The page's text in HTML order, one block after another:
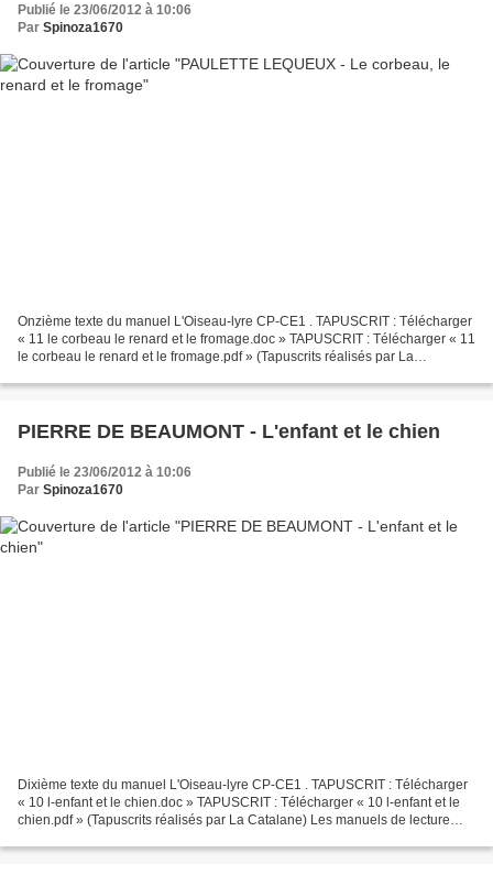
Publié le 23/06/2012 à 10:06
Par Spinoza1670
Onzième texte du manuel L'Oiseau-lyre CP-CE1 . TAPUSCRIT : Télécharger
« 11 le corbeau le renard et le fromage.doc » TAPUSCRIT : Télécharger « 11
le corbeau le renard et le fromage.pdf » (Tapuscrits réalisés par La
PIERRE DE BEAUMONT - L'enfant et le chien
Publié le 23/06/2012 à 10:06
Par Spinoza1670
Dixième texte du manuel L'Oiseau-lyre CP-CE1 . TAPUSCRIT : Télécharger
« 10 l-enfant et le chien.doc » TAPUSCRIT : Télécharger « 10 l-enfant et le
chien.pdf » (Tapuscrits réalisés par La Catalane) Les manuels de lecture